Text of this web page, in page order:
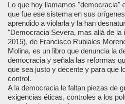
Lo que hoy llamamos "democracia"
que fue ese sistema en sus
aprendido a violarla y la han
"Democracia Severa, mas allá de la
2015), de Francisco Rubiales
Molina, es un libro que denuncia la
democracia y señala las reformas
que sea justo y decente y para que
control.
A la democracia le faltan piezas de
exigencias éticas, controles a los